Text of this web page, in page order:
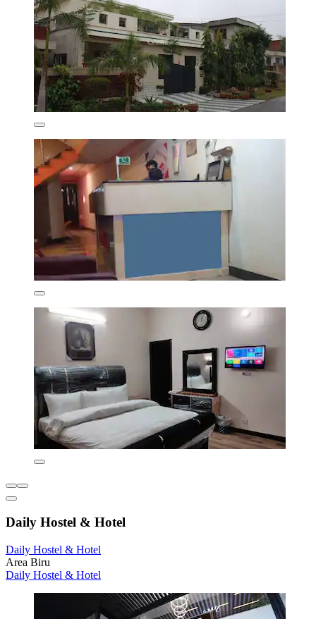
Daily Hostel & Hotel
Daily Hostel & Hotel
Area Biru
Daily Hostel & Hotel